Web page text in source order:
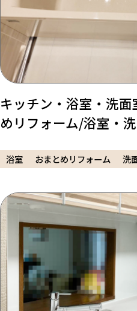
キッチン・浴室・洗
めリフォーム/浴室・
浴室 おまとめリフォーム 洗